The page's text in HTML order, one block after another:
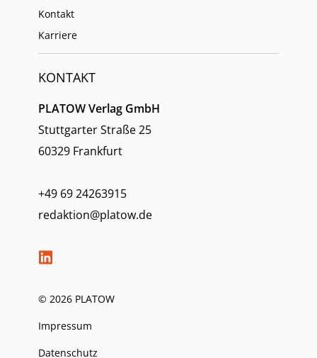
Kontakt
Karriere
KONTAKT
PLATOW Verlag GmbH
Stuttgarter Straße 25
60329 Frankfurt
+49 69 24263915
redaktion@platow.de
© 2026 PLATOW
Impressum
Datenschutz